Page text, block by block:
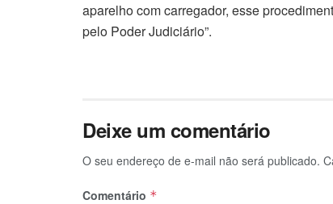
aparelho com carregador, esse
pelo Poder Judiciário”.
Deixe um comentário
O seu endereço de e-mail não será publicado.
Comentário *